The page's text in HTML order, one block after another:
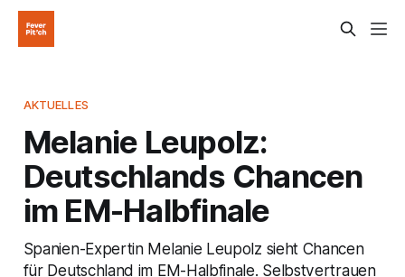
AKTUELLES
Melanie Leupolz:
Deutschlands Chancen
im EM-Halbfinale
Spanien-Expertin Melanie Leupolz sieht Chancen
für Deutschland im EM-Halbfinale. Selbstvertrauen